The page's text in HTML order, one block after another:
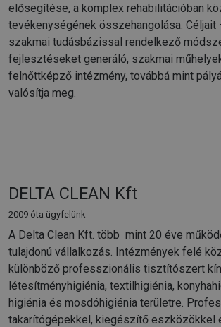
elősegítése, a komplex rehabilitációban
tevékenységének összehangolása. Céljait
szakmai tudásbázissal rendelkező
fejlesztéseket generáló, szakmai
felnőttképző intézmény, továbbá mint
valósítja meg.
DELTA CLEAN Kft
2009 óta ügyfelünk
A Delta Clean Kft. több mint 20 éve
tulajdonú vállalkozás. Intézmények felé
különböző professzionális tisztítószert
létesítményhigiénia, textilhigiénia,
higiénia és mosdóhigiénia területre.
takarítógépekkel, kiegészítő eszközökkel